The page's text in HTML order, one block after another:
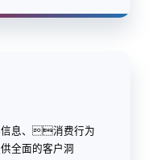
信息、消费行为
面的客户洞